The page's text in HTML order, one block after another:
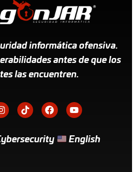
informática ofensiva.
antes de que los
las encuentren.
English